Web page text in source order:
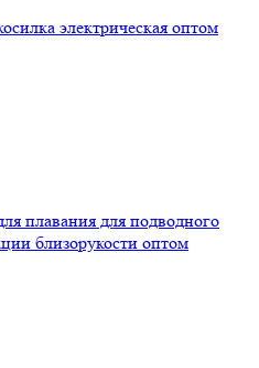
электрическая оптом
плавания для подводного
близорукости оптом